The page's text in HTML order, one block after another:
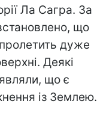
Ла Сагра. За
що
дуже
Деякі
що є
із Землею.